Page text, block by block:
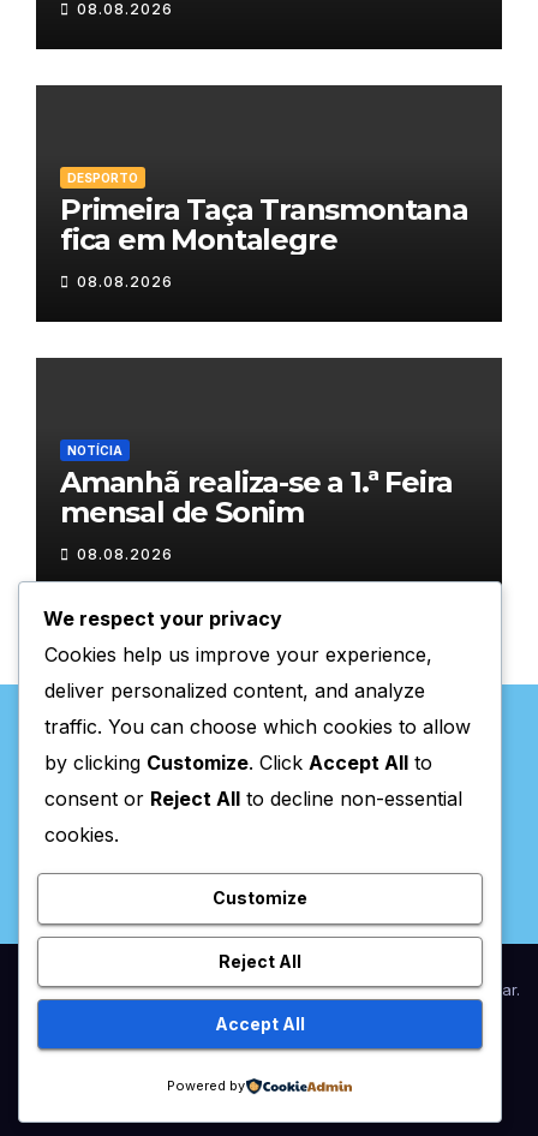
08.08.2026
DESPORTO
Primeira Taça Transmontana
fica em Montalegre
08.08.2026
NOTÍCIA
Amanhã realiza-se a 1.ª Feira
mensal de Sonim
08.08.2026
Valpaços Online
Proudly powered by WordPress|Theme:NewsupbyThemeansar.
HomeAnunciar / AssinaturasEstatuto EditorialFicha Técnica
Política de privacidadeUtilidades
We respect your privacy
Cookies help us improve your experience,
deliver personalized content, and analyze
traffic. You can choose which cookies to allow
by clicking Customize. Click Accept All to
consent or Reject All to decline non-essential
cookies.
Customize
Reject All
Accept All
Powered by